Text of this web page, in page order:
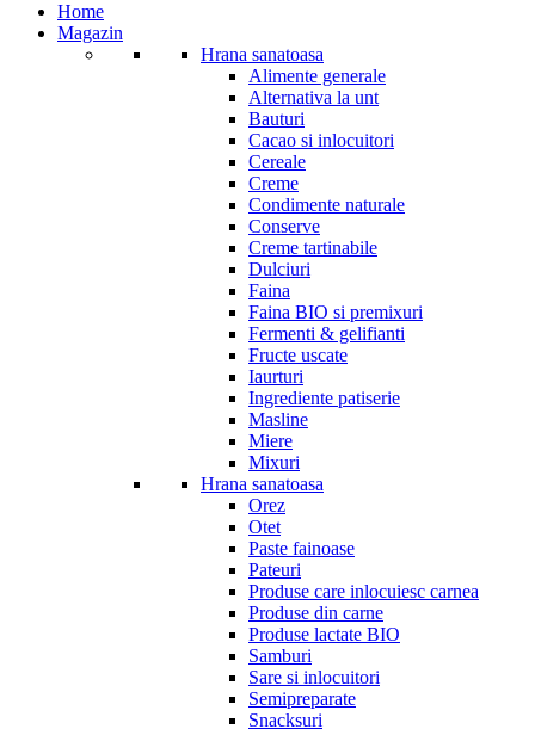
Home
Magazin
Hrana sanatoasa
Alimente generale
Alternativa la unt
Bauturi
Cacao si inlocuitori
Cereale
Creme
Condimente naturale
Conserve
Creme tartinabile
Dulciuri
Faina
Faina BIO si premixuri
Fermenti & gelifianti
Fructe uscate
Iaurturi
Ingrediente patiserie
Masline
Miere
Mixuri
Hrana sanatoasa
Orez
Otet
Paste fainoase
Pateuri
Produse care inlocuiesc carnea
Produse din carne
Produse lactate BIO
Samburi
Sare si inlocuitori
Semipreparate
Snacksuri